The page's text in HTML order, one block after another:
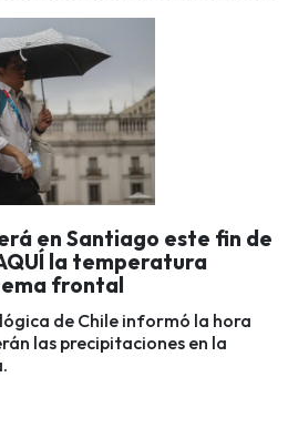
en Santiago este fin de
la temperatura
frontal
de Chile informó la hora
las precipitaciones en la